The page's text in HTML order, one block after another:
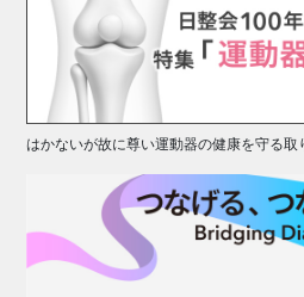
はかないが故に尊い運動器の健康を守る取